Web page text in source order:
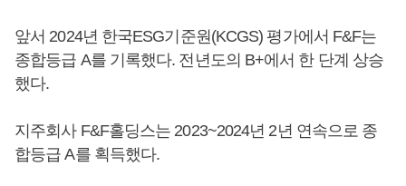
앞서 2024년 한국ESG기준원(KCGS) 평가에서 F&F는
종합등급 A를 기록했다. 전년도의 B+에서 한 단계 상승
했다.
지주회사 F&F홀딩스는 2023~2024년 2년 연속으로 종
합등급 A를 획득했다.